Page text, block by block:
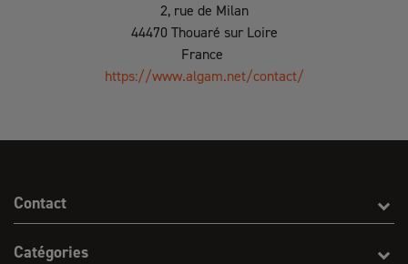
2, rue de Milan
44470 Thouaré sur Loire
France
https://www.algam.net/contact/
Contact
Catégories